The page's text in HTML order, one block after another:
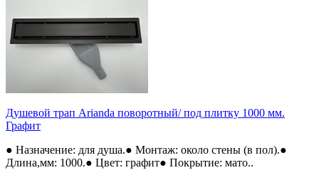
Душевой трап Arianda поворотный/ под плитку 1000 мм.
Графит
● Назначение: для душа.● Монтаж: около стены (в пол).●
Длина,мм: 1000.● Цвет: графит● Покрытие: мато..